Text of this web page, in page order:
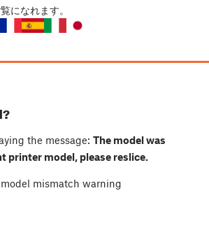
になれます。
the message: The model was
printer model, please reslice.
mismatch warning